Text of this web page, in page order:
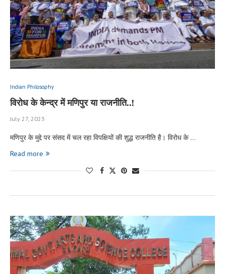
Indian Philosophy
विरोध के केन्द्र में मणिपुर या राजनीति..!
July 27, 2023
मणिपुर के मुद्दे पर संसद में चल रहा विपक्षियों की शुद्ध राजनीति है। विरोध के …
Read more